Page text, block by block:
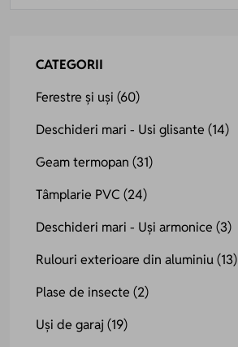
CATEGORII
Ferestre și uși (60)
Deschideri mari - Usi glisante (14)
Geam termopan (31)
Tâmplarie PVC (24)
Deschideri mari - Uși armonice (3)
Rulouri exterioare din aluminiu(13)
Plase de insecte (2)
Uși de garaj(19)